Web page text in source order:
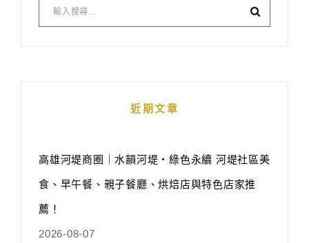
近期文章
高雄河堤商圈｜水韻河堤‧綠色永續 河堤社區美
食、早午餐、親子餐廳、烘焙店與特色店家推
薦！
2026-08-07